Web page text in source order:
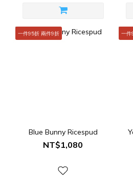
一件95折 兩件9折
Blue Bunny Ricespud
NT$1,080
一件